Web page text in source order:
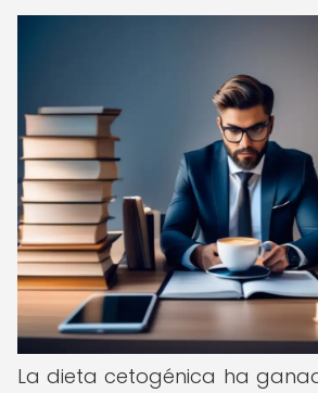
La dieta cetogénica ha